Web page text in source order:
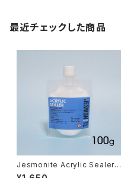
最近チェックした商品
Jesmonite Acrylic Sealer 1
00g（コーティング剤 100g）